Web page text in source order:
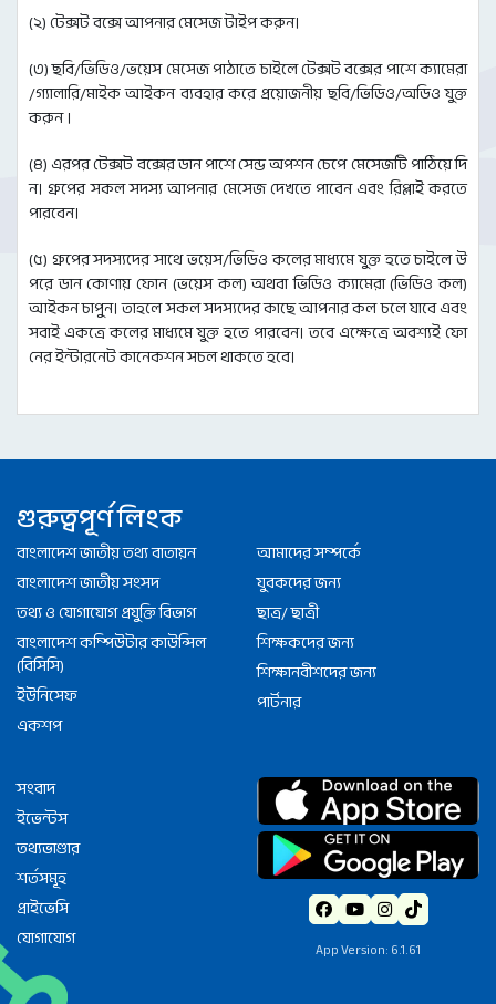
(২) টেক্সট বক্সে আপনার মেসেজ টাইপ করুন।
(৩) ছবি/ভিডিও/ভয়েস মেসেজ পাঠাতে চাইলে টেক্সট বক্সের পাশে ক্যামেরা
/গ্যালারি/মাইক আইকন ব্যবহার করে প্রয়োজনীয় ছবি/ভিডিও/অডিও যুক্ত
করুন ।
(৪) এরপর টেক্সট বক্সের ডান পাশে সেন্ড অপশন চেপে মেসেজটি পাঠিয়ে দি
ন। গ্রুপের সকল সদস্য আপনার মেসেজ দেখতে পাবেন এবং রিপ্লাই করতে
পারবেন।
(৫) গ্রুপের সদস্যদের সাথে ভয়েস/ভিডিও কলের মাধ্যমে যুক্ত হতে চাইলে উ
পরে ডান কোণায় ফোন (ভয়েস কল) অথবা ভিডিও ক্যামেরা (ভিডিও কল)
আইকন চাপুন। তাহলে সকল সদস্যদের কাছে আপনার কল চলে যাবে এবং
সবাই একত্রে কলের মাধ্যমে যুক্ত হতে পারবেন। তবে এক্ষেত্রে অবশ্যই ফো
নের ইন্টারনেট কানেকশন সচল থাকতে হবে।
গুরুত্বপূর্ণ লিংক
বাংলাদেশ জাতীয় তথ্য বাতায়ন
বাংলাদেশ জাতীয় সংসদ
তথ্য ও যোগাযোগ প্রযুক্তি বিভাগ
বাংলাদেশ কম্পিউটার কাউন্সিল
(বিসিসি)
ইউনিসেফ
একশপ
আমাদের সম্পর্কে
যুবকদের জন্য
ছাত্র/ ছাত্রী
শিক্ষকদের জন্য
শিক্ষানবীশদের জন্য
পার্টনার
সংবাদ
ইভেন্টস
তথ্যভাণ্ডার
শর্তসমূহ
প্রাইভেসি
যোগাযোগ
App Version: 6.1.61